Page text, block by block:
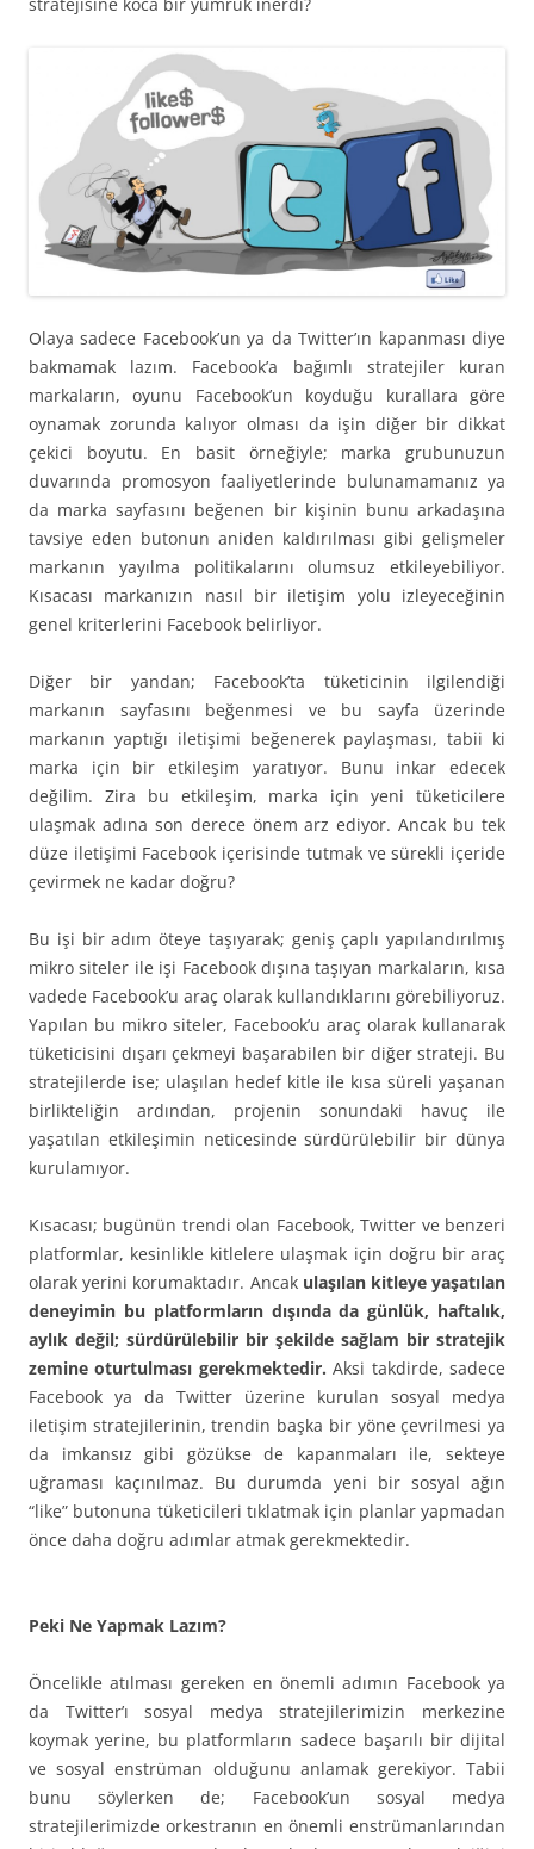
Olaya sadece Facebook’un ya da Twitter’ın kapanması diye
bakmamak lazım. Facebook’a bağımlı stratejiler kuran
markaların, oyunu Facebook’un koyduğu kurallara göre
oynamak zorunda kalıyor olması da işin diğer bir dikkat
çekici boyutu. En basit örneğiyle; marka grubunuzun
duvarında promosyon faaliyetlerinde bulunamamanız ya
da marka sayfasını beğenen bir kişinin bunu arkadaşına
tavsiye eden butonun aniden kaldırılması gibi gelişmeler
markanın yayılma politikalarını olumsuz etkileyebiliyor.
Kısacası markanızın nasıl bir iletişim yolu izleyeceğinin
genel kriterlerini Facebook belirliyor.
Diğer bir yandan; Facebook’ta tüketicinin ilgilendiği
markanın sayfasını beğenmesi ve bu sayfa üzerinde
markanın yaptığı iletişimi beğenerek paylaşması, tabii ki
marka için bir etkileşim yaratıyor. Bunu inkar edecek
değilim. Zira bu etkileşim, marka için yeni tüketicilere
ulaşmak adına son derece önem arz ediyor. Ancak bu tek
düze iletişimi Facebook içerisinde tutmak ve sürekli içeride
çevirmek ne kadar doğru?
Bu işi bir adım öteye taşıyarak; geniş çaplı yapılandırılmış
mikro siteler ile işi Facebook dışına taşıyan markaların, kısa
vadede Facebook’u araç olarak kullandıklarını görebiliyoruz.
Yapılan bu mikro siteler, Facebook’u araç olarak kullanarak
tüketicisini dışarı çekmeyi başarabilen bir diğer strateji. Bu
stratejilerde ise; ulaşılan hedef kitle ile kısa süreli yaşanan
birlikteliğin ardından, projenin sonundaki havuç ile
yaşatılan etkileşimin neticesinde sürdürülebilir bir dünya
kurulamıyor.
Kısacası; bugünün trendi olan Facebook, Twitter ve benzeri
platformlar, kesinlikle kitlelere ulaşmak için doğru bir araç
olarak yerini korumaktadır. Ancak ulaşılan kitleye yaşatılan
deneyimin bu platformların dışında da günlük, haftalık,
aylık değil; sürdürülebilir bir şekilde sağlam bir stratejik
zemine oturtulması gerekmektedir.Aksi takdirde, sadece
Facebook ya da Twitter üzerine kurulan sosyal medya
iletişim stratejilerinin, trendin başka bir yöne çevrilmesi ya
da imkansız gibi gözükse de kapanmaları ile, sekteye
uğraması kaçınılmaz. Bu durumda yeni bir sosyal ağın
“like” butonuna tüketicileri tıklatmak için planlar yapmadan
önce daha doğru adımlar atmak gerekmektedir.
Peki Ne Yapmak Lazım?
Öncelikle atılması gereken en önemli adımın Facebook ya
da Twitter’ı sosyal medya stratejilerimizin merkezine
koymak yerine, bu platformların sadece başarılı bir dijital
ve sosyal enstrüman olduğunu anlamak gerekiyor. Tabii
bunu söylerken de; Facebook’un sosyal medya
stratejilerimizde orkestranın en önemli enstrümanlarından